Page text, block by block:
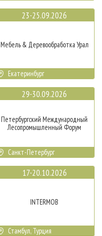
23-25.09.2026
Мебель & Деревообработка Урал
Екатеринбург
29-30.09.2026
Петербургский Международный
Лесопромышленный Форум
Санкт-Петербург
17-20.10.2026
INTERMOB
Стамбул, Турция